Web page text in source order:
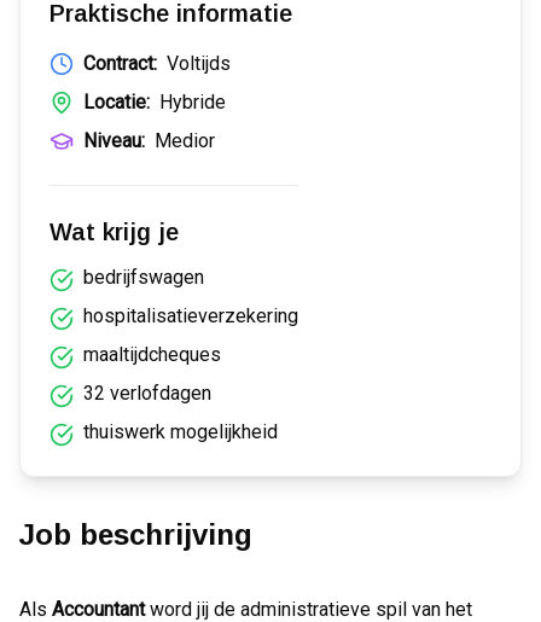
Praktische informatie
Contract: Voltijds
Locatie: Hybride
Niveau: Medior
Wat krijg je
bedrijfswagen
hospitalisatieverzekering
maaltijdcheques
32 verlofdagen
thuiswerk mogelijkheid
Job beschrijving
Als Accountantword jij de administratieve spil van het